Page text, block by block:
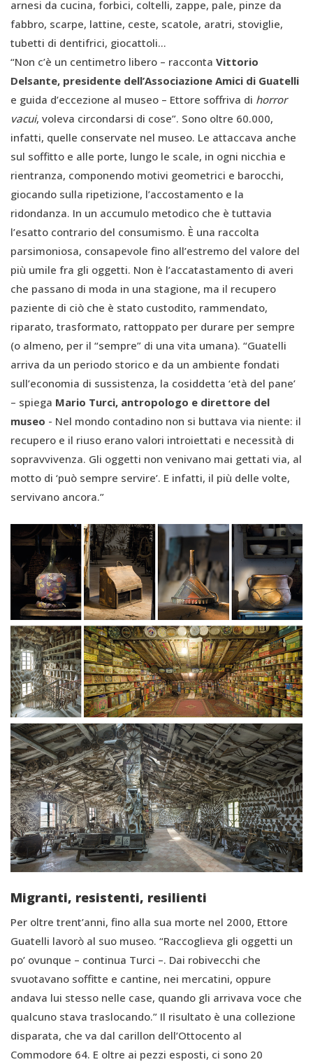
arnesi da cucina, forbici, coltelli, zappe, pale, pinze da
fabbro, scarpe, lattine, ceste, scatole, aratri, stoviglie,
tubetti di dentifrici, giocattoli…
“Non c’è un centimetro libero – racconta Vittorio
Delsante, presidente dell’Associazione Amici di Guatelli
e guida d’eccezione al museo – Ettore soffriva di horror
vacui, voleva circondarsi di cose”. Sono oltre 60.000,
infatti, quelle conservate nel museo. Le attaccava anche
sul soffitto e alle porte, lungo le scale, in ogni nicchia e
rientranza, componendo motivi geometrici e barocchi,
giocando sulla ripetizione, l’accostamento e la
ridondanza. In un accumulo metodico che è tuttavia
l’esatto contrario del consumismo. È una raccolta
parsimoniosa, consapevole fino all’estremo del valore del
più umile fra gli oggetti. Non è l’accatastamento di averi
che passano di moda in una stagione, ma il recupero
paziente di ciò che è stato custodito, rammendato,
riparato, trasformato, rattoppato per durare per sempre
(o almeno, per il “sempre” di una vita umana). “Guatelli
arriva da un periodo storico e da un ambiente fondati
sull’economia di sussistenza, la cosiddetta ‘età del pane’
– spiega Mario Turci, antropologo e direttore del
museo - Nel mondo contadino non si buttava via niente: il
recupero e il riuso erano valori introiettati e necessità di
sopravvivenza. Gli oggetti non venivano mai gettati via, al
motto di ‘può sempre servire’. E infatti, il più delle volte,
servivano ancora.”
Migranti, resistenti, resilienti
Per oltre trent’anni, fino alla sua morte nel 2000, Ettore
Guatelli lavorò al suo museo. “Raccoglieva gli oggetti un
po’ ovunque – continua Turci –. Dai robivecchi che
svuotavano soffitte e cantine, nei mercatini, oppure
andava lui stesso nelle case, quando gli arrivava voce che
qualcuno stava traslocando.” Il risultato è una collezione
disparata, che va dal carillon dell’Ottocento al
Commodore 64. E oltre ai pezzi esposti, ci sono 20